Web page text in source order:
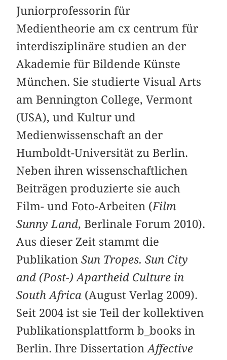
Juniorprofessorin für
Medientheorie am cx centrum für
interdisziplinäre studien an der
Akademie für Bildende Künste
München. Sie studierte Visual Arts
am Bennington College, Vermont
(USA), und Kultur und
Medienwissenschaft an der
Humboldt-Universität zu Berlin.
Neben ihren wissenschaftlichen
Beiträgen produzierte sie auch
Film- und Foto-Arbeiten (Film
Sunny Land, Berlinale Forum 2010).
Aus dieser Zeit stammt die
PublikationSun Tropes. Sun City
and (Post-) Apartheid Culture in
South Africa (August Verlag 2009).
Seit 2004 ist sie Teil der kollektiven
Publikationsplattform b_books in
Berlin. Ihre DissertationAffective